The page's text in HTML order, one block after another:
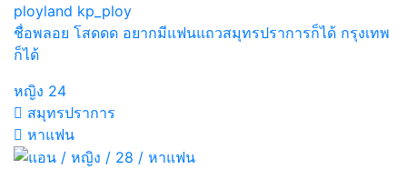
ployland kp_ploy
ชื่อพลอย โสดดด อยากมีแฟนแถวสมุทรปราการก็ได้ กรุงเทพ
ก็ได้
หญิง 24
สมุทรปราการ
หาแฟน